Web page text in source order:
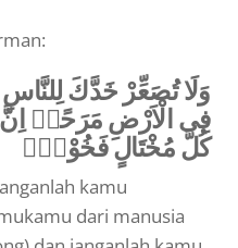
وَلَا تُصَعِّرْ خَدَّكَ
فِى الْاَرْضِ مَرَحًاۗ اِنَّ
كُلَّ مُخْتَالٍ فَخُوْرٍۚ
kamu
dari manusia